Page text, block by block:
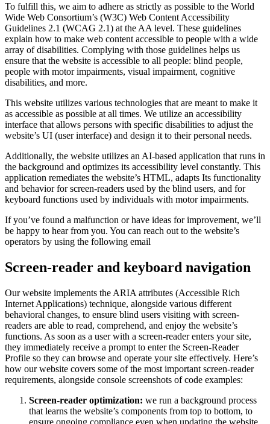
To fulfill this, we aim to adhere as strictly as possible to the World
Wide Web Consortium’s (W3C) Web Content Accessibility
Guidelines 2.1 (WCAG 2.1) at the AA level. These guidelines
explain how to make web content accessible to people with a wide
array of disabilities. Complying with those guidelines helps us
ensure that the website is accessible to all people: blind people,
people with motor impairments, visual impairment, cognitive
disabilities, and more.
This website utilizes various technologies that are meant to make it
as accessible as possible at all times. We utilize an accessibility
interface that allows persons with specific disabilities to adjust the
website’s UI (user interface) and design it to their personal needs.
Additionally, the website utilizes an AI-based application that runs in
the background and optimizes its accessibility level constantly. This
application remediates the website’s HTML, adapts Its functionality
and behavior for screen-readers used by the blind users, and for
keyboard functions used by individuals with motor impairments.
If you’ve found a malfunction or have ideas for improvement, we’ll
be happy to hear from you. You can reach out to the website’s
operators by using the following email
Screen-reader and keyboard navigation
Our website implements the ARIA attributes (Accessible Rich
Internet Applications) technique, alongside various different
behavioral changes, to ensure blind users visiting with screen-
readers are able to read, comprehend, and enjoy the website’s
functions. As soon as a user with a screen-reader enters your site,
they immediately receive a prompt to enter the Screen-Reader
Profile so they can browse and operate your site effectively. Here’s
how our website covers some of the most important screen-reader
requirements, alongside console screenshots of code examples:
Screen-reader optimization: we run a background process
that learns the website’s components from top to bottom, to
ensure ongoing compliance even when updating the website.